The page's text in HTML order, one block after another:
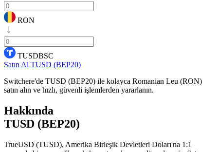
RON
TUSDBSC
Satın Al TUSD (BEP20)
Switchere'de TUSD (BEP20) ile kolayca Romanian Leu (RON)
satın alın ve hızlı, güvenli işlemlerden yararlanın.
Hakkında
TUSD (BEP20)
TrueUSD (TUSD), Amerika Birleşik Devletleri Doları'na 1:1